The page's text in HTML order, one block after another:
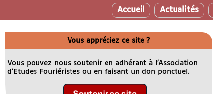
Accueil Actualités
Vous appréciez ce site ?
Vous pouvez nous soutenir en adhérant à l’Association
d’Etudes Fouriéristes ou en faisant un don ponctuel.